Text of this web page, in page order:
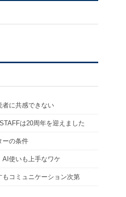
者に共感できない
は20周年を迎えました
ーの条件
使いも上手なワケ
コミュニケーション次第